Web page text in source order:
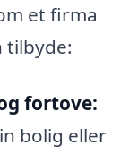
et firma
tilbyde:
fortove:
bolig eller